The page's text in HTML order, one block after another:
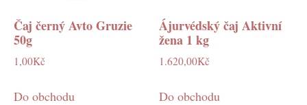
Čaj černý Avto Gruzie
50g
1,00Kč
Do obchodu
Ájurvédský čaj Aktivní
žena 1 kg
1.620,00Kč
Do obchodu